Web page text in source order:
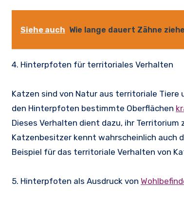
Siehe auch Wie lange dauert Zähne
4. Hinterpfoten für territoriales Verhalten
Katzen sind von Natur aus territoriale Tiere
den Hinterpfoten bestimmte Oberflächen
Dieses Verhalten dient dazu, ihr Territorium
Katzenbesitzer kennt wahrscheinlich auch
Beispiel für das territoriale Verhalten von
5. Hinterpfoten als Ausdruck von